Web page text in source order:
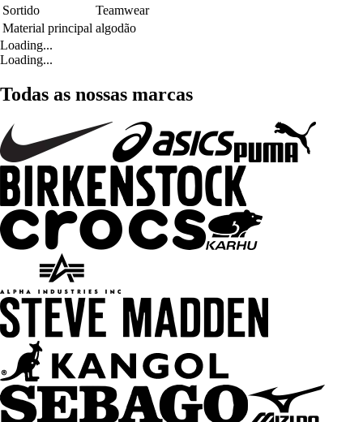
Sortido
Teamwear
Material principal algodão
Loading...
Loading...
Todas as nossas marcas